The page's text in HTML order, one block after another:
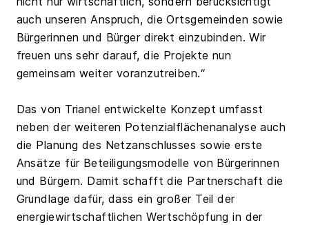
auch unseren Anspruch, die Ortsgemeinden sowie
Bürgerinnen und Bürger direkt einzubinden. Wir
freuen uns sehr darauf, die Projekte nun
gemeinsam weiter voranzutreiben.“
Das von Trianel entwickelte Konzept umfasst
neben der weiteren Potenzialflächenanalyse auch
die Planung des Netzanschlusses sowie erste
Ansätze für Beteiligungsmodelle von Bürgerinnen
und Bürgern. Damit schafft die Partnerschaft die
Grundlage dafür, dass ein großer Teil der
energiewirtschaftlichen Wertschöpfung in der